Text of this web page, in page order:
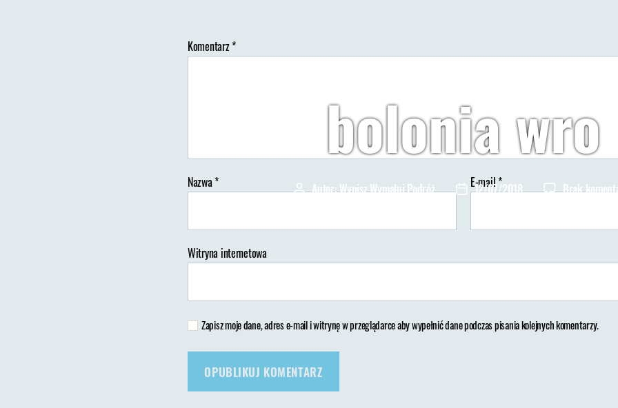
bolonia wro
AutorAutor:Wypisz Wymaluj Podróż
Data12/07/2018 Brak
Komentarz*
Nazwa* E-mail*
Witryna internetowa
Zapisz moje dane, adres e-mail i witrynę w przeglądarce aby wypełnić dane podczas pisania kolejnych komentarzy.